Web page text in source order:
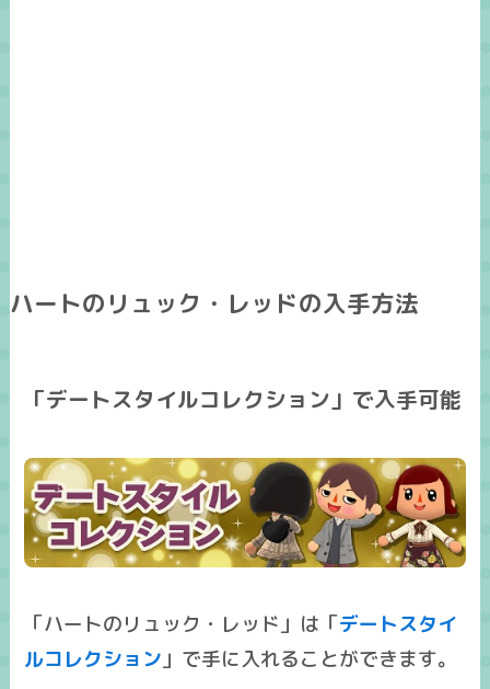
ハートのリュック・レッドの入手方法
「デートスタイルコレクション」で入手可能
「ハートのリュック・レッド」は「デートスタイ
ルコレクション 」で手に入れることができます。